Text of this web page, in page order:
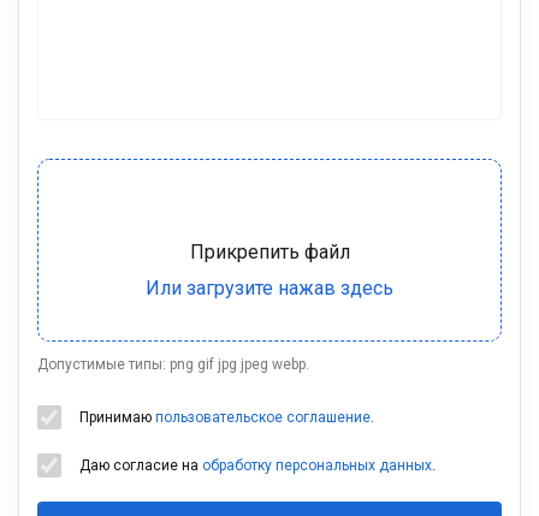
Допустимые типы: png gif jpg jpeg webp.
Принимаю пользовательское соглашение.
Даю согласие на обработку персональных данных.